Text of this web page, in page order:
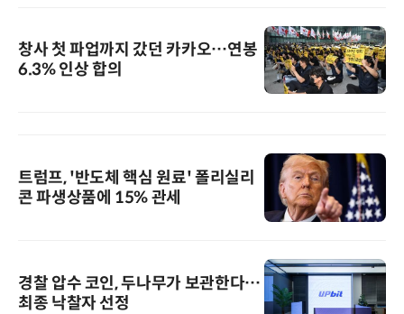
창사 첫 파업까지 갔던 카카오…연봉
6.3% 인상 합의
트럼프, '반도체 핵심 원료' 폴리실리
콘 파생상품에 15% 관세
경찰 압수 코인, 두나무가 보관한다…
최종 낙찰자 선정